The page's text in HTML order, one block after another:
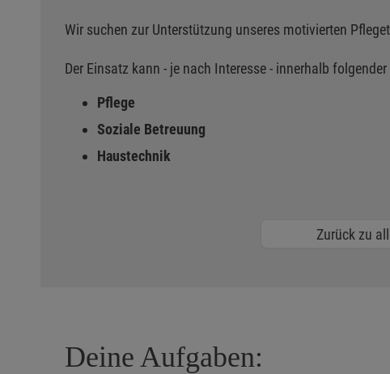
Wir suchen zur Unterstützung unseres motivierten
Der Einsatz kann - je nach Interesse - innerhalb
Pflege
Soziale Betreuung
Haustechnik
Zurück zu
Deine Aufgaben: